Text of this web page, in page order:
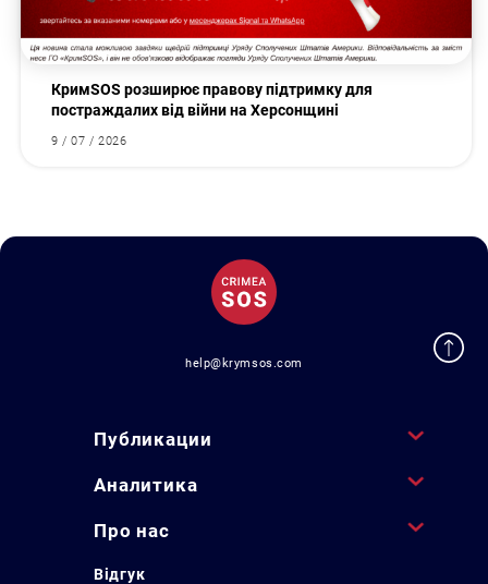
КримSOS розширює правову підтримку для
постраждалих від війни на Херсонщині
9 / 07 / 2026
help@krymsos.com
Публикации
Аналитика
Про нас
Відгук